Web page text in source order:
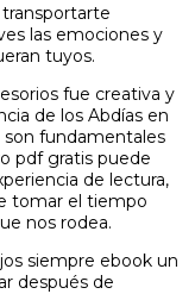
las emociones y
tuyos.
fue creativa y
de los Abdías en
son fundamentales
pdf gratis puede
de lectura,
tomar el tiempo
nos rodea.
siempre ebook un
después de